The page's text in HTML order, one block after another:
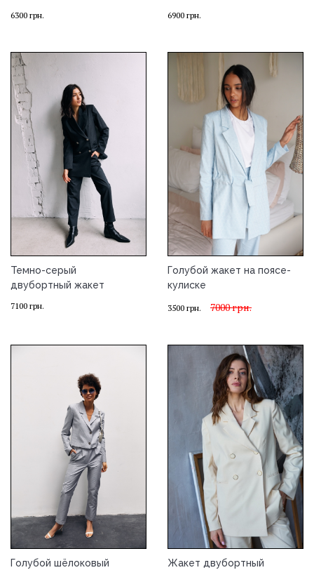
6300 грн. 6900 грн.
Темно-серый
двубортный жакет
7100 грн.
Голубой жакет на поясе-
кулиске
3500 грн. 7000грн.
Голубой шёлоковый
Жакет двубортный